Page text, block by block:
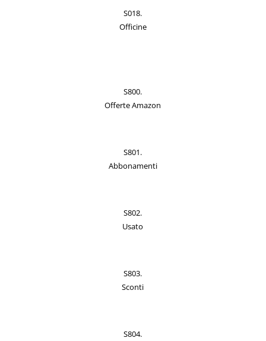
S018.
Officine
S800.
Offerte Amazon
S801.
Abbonamenti
S802.
Usato
S803.
Sconti
S804.